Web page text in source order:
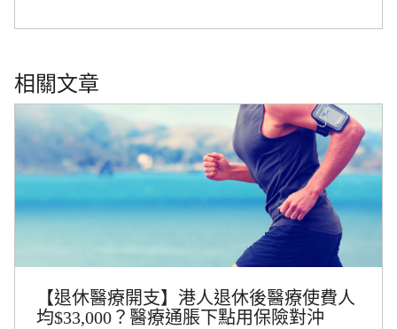
相關文章
【退休醫療開支】港人退休後醫療使費人
均$33,000？醫療通脹下點用保險對沖